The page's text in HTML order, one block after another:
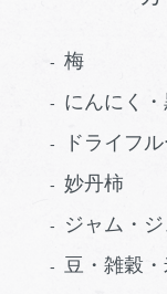
梅
にんにく・
ドライフ
妙丹柿
ジャム・
豆・雑穀・